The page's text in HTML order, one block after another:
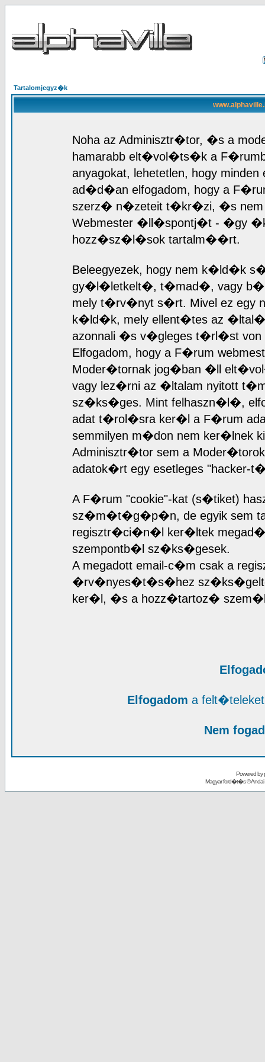
Tartalomjegyz�k
Noha az Adminisztr�tor, �s a
hamarabb elt�vol�ts�k a
anyagokat, lehetetlen, hogy
ad�d�an elfogadom, hogy a
szerz� n�zeteit t�kr�zi, �s nem
Webmester �ll�spontj�t - �gy
hozz�sz�l�sok tartalm��rt.
Beleegyezek, hogy nem k�ld�k
gy�l�letkelt�, t�mad�, vagy
mely t�rv�nyt s�rt. Mivel ez egy
k�ld�k, mely ellent�tes az
azonnali �s v�gleges t�rl�st von
Elfogadom, hogy a F�rum
Moder�tornak jog�ban �ll
vagy lez�rni az �ltalam nyitott
sz�ks�ges. Mint felhaszn�l�,
adat t�rol�sra ker�l a F�rum
semmilyen m�don nem ker�lnek
Adminisztr�tor sem a
adatok�rt egy esetleges "hacker-
A F�rum "cookie"-kat (s�tiket)
sz�m�t�g�p�n, de egyik sem
regisztr�ci�n�l ker�ltek
szempontb�l sz�ks�gesek.
A megadott email-c�m csak a
�rv�nyes�t�s�hez
ker�l, �s a hozz�tartoz�
Elfogadom a
Nem
Powered by
Magyar ford�t�s ©Andai